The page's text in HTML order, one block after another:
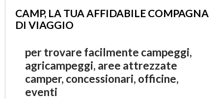
CAMP, LA TUA AFFIDABILE COMPAGNA
DI VIAGGIO
per trovare facilmente campeggi,
agricampeggi, aree attrezzate
camper, concessionari, officine,
eventi